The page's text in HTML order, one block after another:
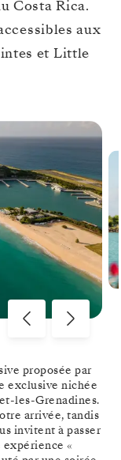
Costa Rica.
aux
et Little
proposée par
exclusive nichée
les-Grenadines.
arrivée, tandis
invitent à passer
«